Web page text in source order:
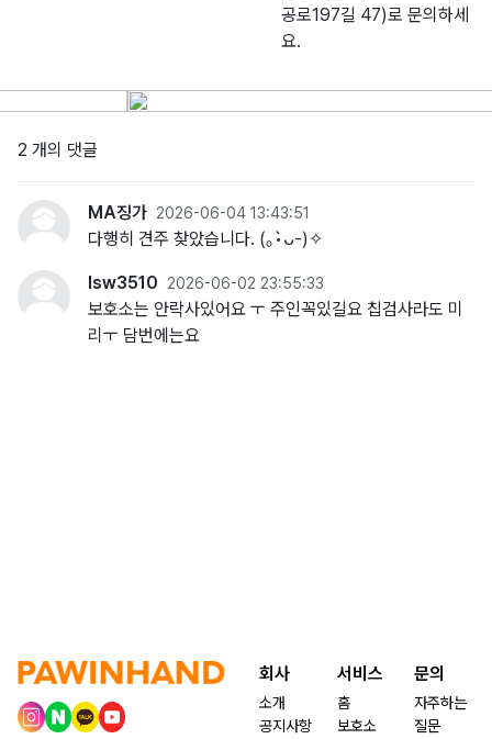
공로197길 47)로 문의하세
요.
2 개의 댓글
MA징가 2026-06-04 13:43:51
다행히 견주 찾았습니다. (⁠｡⁠•̀⁠ᴗ⁠-⁠)⁠✧
lsw3510 2026-06-02 23:55:33
보호소는 안락사있어요 ㅜ 주인꼭있길요 칩검사라도 미
리ㅜ 담번에는요
회사
소개
공지사항
서비스
홈
보호소
문의
자주하는
질문